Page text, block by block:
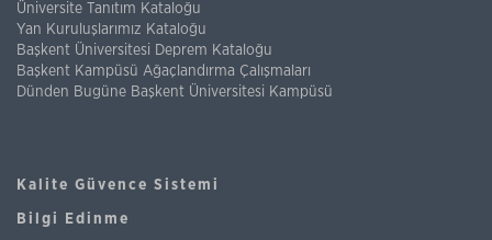
Üniversite Tanıtım Kataloğu
Yan Kuruluşlarımız Kataloğu
Başkent Üniversitesi Deprem Kataloğu
Başkent Kampüsü Ağaçlandırma Çalışmaları
Dünden Bugüne Başkent Üniversitesi Kampüsü
Kalite Güvence Sistemi
Bilgi Edinme